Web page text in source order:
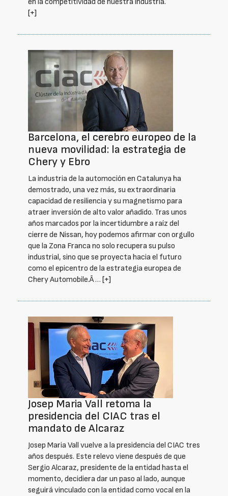
[+]
Barcelona, el cerebro europeo de la
nueva movilidad: la estrategia de
Chery y Ebro
La industria de la automoción en Catalunya ha
demostrado, una vez más, su extraordinaria
capacidad de resiliencia y su magnetismo para
atraer inversión de alto valor añadido. Tras unos
años marcados por la incertidumbre a raíz del
cierre de Nissan, hoy podemos afirmar con orgullo
que la Zona Franca no solo recupera su pulso
industrial, sino que se proyecta hacia el futuro
como el epicentro de la estrategia europea de
Chery Automobile.Â … [+]
Josep Maria Vall retoma la
presidencia del CIAC tras el
mandato de Alcaraz
Josep Maria Vall vuelve a la presidencia del CIAC tres
años después. Este relevo viene después de que
Sergio Alcaraz, presidente de la entidad hasta el
momento, decidiera dar un paso al lado, aunque
seguirá vinculado con la entidad como vocal en la